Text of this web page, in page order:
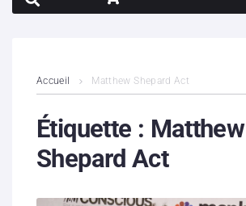
Contenus litigieux
Nous soutenir
Accueil Matthew Shepard Act
Étiquette : Matthew
Shepard Act